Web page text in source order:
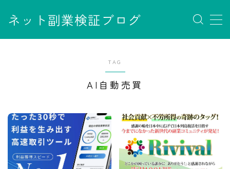
ネット副業検証ブログ
MENU
デモプリセット記事 Part07
プライバシーポリシー
免責事項
利用規約／特定商取引法に基づく表記
有料記事の決済完了ページ
運営者情報
TAG
AI自動売買